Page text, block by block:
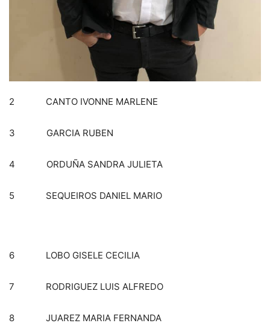
2 CANTO IVONNE MARLENE
3 GARCIA RUBEN
4 ORDUÑA SANDRA JULIETA
5 SEQUEIROS DANIEL MARIO
6 LOBO GISELE CECILIA
7 RODRIGUEZ LUIS ALFREDO
8 JUAREZ MARIA FERNANDA